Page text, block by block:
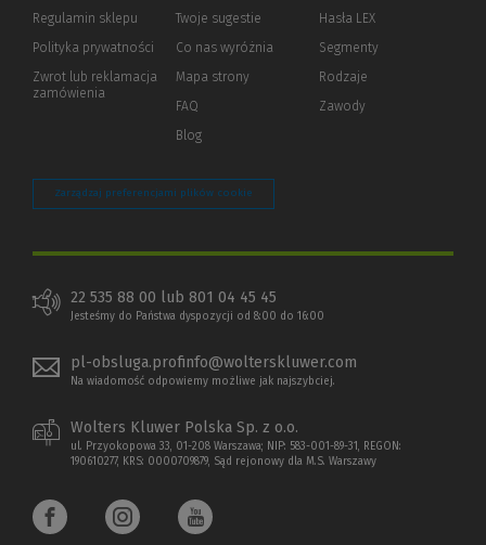
Regulamin sklepu
Polityka prywatności (Nowe
(Link
innej
Zwrot lub reklamacja
zamówienia
innej
Twoje sugestie
Co nas wyróżnia
Mapa strony
FAQ
Blog
Hasła LEX
Segmenty
Rodzaje
Zawody
Zarządzaj preferencjami plików cookie
22 535 88 00 lub 801 04 45 45
Jesteśmy do Państwa dyspozycji od 8:00 do 16:00
pl-obsluga.profinfo@wolterskluwer.com
Na wiadomość odpowiemy możliwe jak najszybciej.
Wolters Kluwer Polska Sp. z o.o.
ul. Przyokopowa 33, 01-208 Warszawa; NIP: 583-001-89-31, REGON:
190610277, KRS: 0000709879, Sąd rejonowy dla M.S. Warszawy